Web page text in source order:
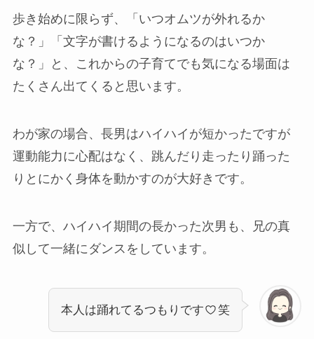
歩き始めに限らず、「いつオムツが外れるか
な？」「文字が書けるようになるのはいつか
な？」と、これからの子育てでも気になる場面は
たくさん出てくると思います。
わが家の場合、長男はハイハイが短かったですが
運動能力に心配はなく、跳んだり走ったり踊った
りとにかく身体を動かすのが大好きです。
一方で、ハイハイ期間の長かった次男も、兄の真
似して一緒にダンスをしています。
本人は踊れてるつもりです 笑